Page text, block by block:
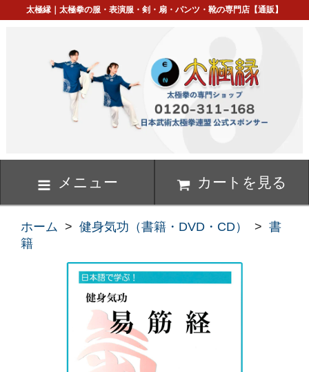
太極縁｜太極拳の服・表演服・剣・扇・パンツ・靴の専門店【通販】
メニュー カートを見る
ホーム > 健身気功（書籍・DVD・CD） > 書
籍